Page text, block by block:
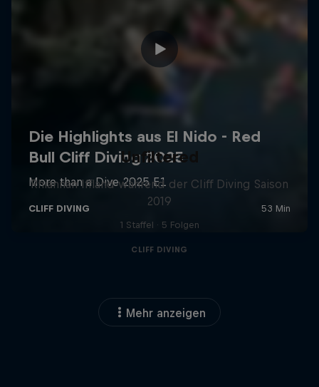
Unfiltered
Rhiannan Iffland während der Cliff Diving Saison
2019
1 Staffel · 5 Folgen
CLIFF DIVING
Mehr anzeigen